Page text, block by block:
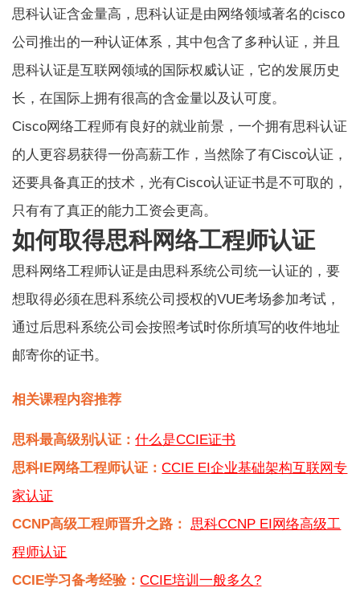
思科认证含金量高，思科认证是由网络领域著名的cisco
公司推出的一种认证体系，其中包含了多种认证，并且
思科认证是互联网领域的国际权威认证，它的发展历史
长，在国际上拥有很高的含金量以及认可度。
Cisco网络工程师有良好的就业前景，一个拥有思科认证
的人更容易获得一份高薪工作，当然除了有Cisco认证，
还要具备真正的技术，光有Cisco认证证书是不可取的，
只有有了真正的能力工资会更高。
如何取得思科网络工程师认证
思科网络工程师认证是由思科系统公司统一认证的，要
想取得必须在思科系统公司授权的VUE考场参加考试，
通过后思科系统公司会按照考试时你所填写的收件地址
邮寄你的证书。
相关课程内容推荐
思科最高级别认证：什么是CCIE证书
思科IE网络工程师认证：CCIE EI企业基础架构互联网专
家认证
CCNP高级工程师晋升之路：
思科CCNP EI网络高级工
程师认证
CCIE学习备考经验：CCIE培训一般多久?